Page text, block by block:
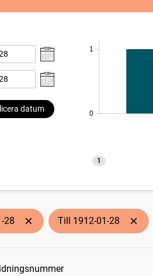
datum
0
1
1
28 Till 1912-01-28